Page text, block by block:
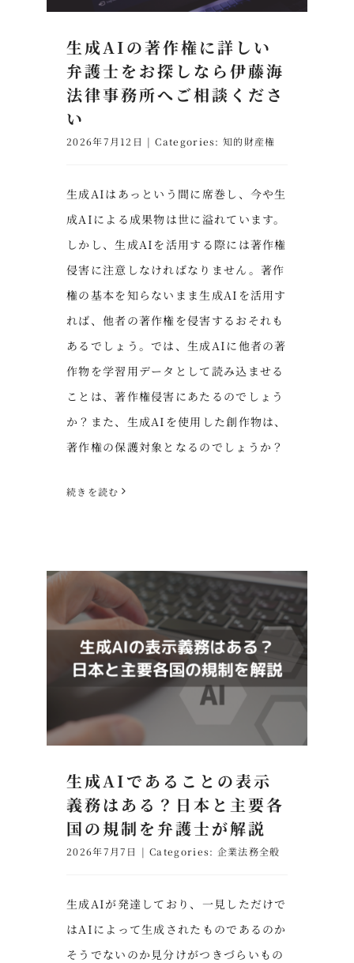
生成AIの著作権に詳しい
弁護士をお探しなら伊藤海
法律事務所へご相談くださ
い
2026年7月12日 | Categories:知的財産権
生成AIはあっという間に席巻し、今や生
成AIによる成果物は世に溢れています。
しかし、生成AIを活用する際には著作権
侵害に注意しなければなりません。著作
権の基本を知らないまま生成AIを活用す
れば、他者の著作権を侵害するおそれも
あるでしょう。では、生成AIに他者の著
作物を学習用データとして読み込ませる
ことは、著作権侵害にあたるのでしょう
か？また、生成AIを使用した創作物は、
著作権の保護対象となるのでしょうか？
続きを読む
生成AIであることの表示
義務はある？日本と主要各
国の規制を弁護士が解説
2026年7月7日 | Categories: 企業法務全般
生成AIが発達しており、一見しただけで
はAIによって生成されたものであるのか
そうでないのか見分けがつきづらいもの